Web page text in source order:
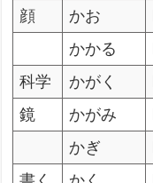
顔 かお
かかる
科学
かがく
鏡
かがみ
かぎ